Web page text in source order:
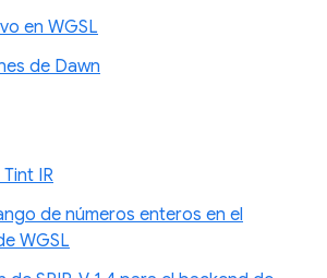
en WGSL
de Dawn
IR
de números enteros en el
WGSL